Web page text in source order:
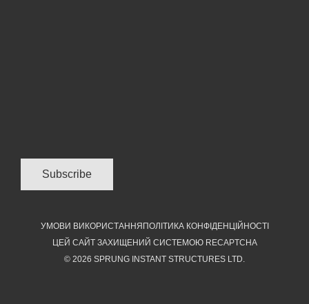
УМОВИ ВИКОРИСТАННЯ ПОЛІТИКА КОНФІДЕНЦІЙНОСТІ
ЦЕЙ САЙТ ЗАХИЩЕНИЙ СИСТЕМОЮ RECAPTCHA
© 2026 SPRUNG INSTANT STRUCTURES LTD.